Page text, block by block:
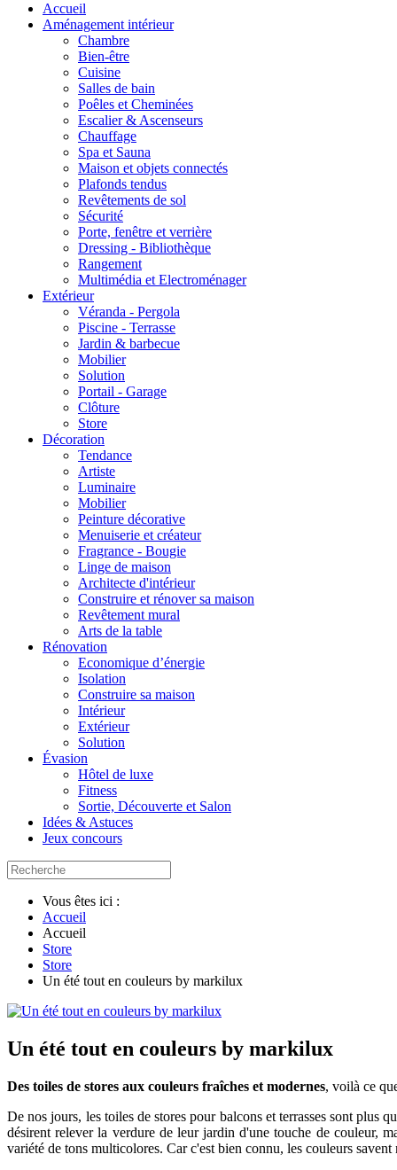
Accueil
Aménagement intérieur
Chambre
Bien-être
Cuisine
Salles de bain
Poêles et Cheminées
Escalier & Ascenseurs
Chauffage
Spa et Sauna
Maison et objets connectés
Plafonds tendus
Revêtements de sol
Sécurité
Porte, fenêtre et verrière
Dressing - Bibliothèque
Rangement
Multimédia et Electroménager
Extérieur
Véranda - Pergola
Piscine - Terrasse
Jardin & barbecue
Mobilier
Solution
Portail - Garage
Clôture
Store
Décoration
Tendance
Artiste
Luminaire
Mobilier
Peinture décorative
Menuiserie et créateur
Fragrance - Bougie
Linge de maison
Architecte d'intérieur
Construire et rénover sa maison
Revêtement mural
Arts de la table
Rénovation
Economique d’énergie
Isolation
Construire sa maison
Intérieur
Extérieur
Solution
Évasion
Hôtel de luxe
Fitness
Sortie, Découverte et Salon
Idées & Astuces
Jeux concours
Vous êtes ici :
Accueil
Accueil
Store
Store
Un été tout en couleurs by markilux
Un été tout en couleurs by markilux
Des toiles de stores aux couleurs fraîches et modernes, voilà ce
De nos jours, les toiles de stores pour balcons et terrasses sont plus
désirent relever la verdure de leur jardin d'une touche de couleur,
variété de tons multicolores. Car c'est bien connu, les couleurs